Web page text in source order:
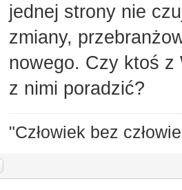
jednej strony nie
zmiany,
nowego. Czy ktoś z
z nimi poradzić?
"Człowiek bez